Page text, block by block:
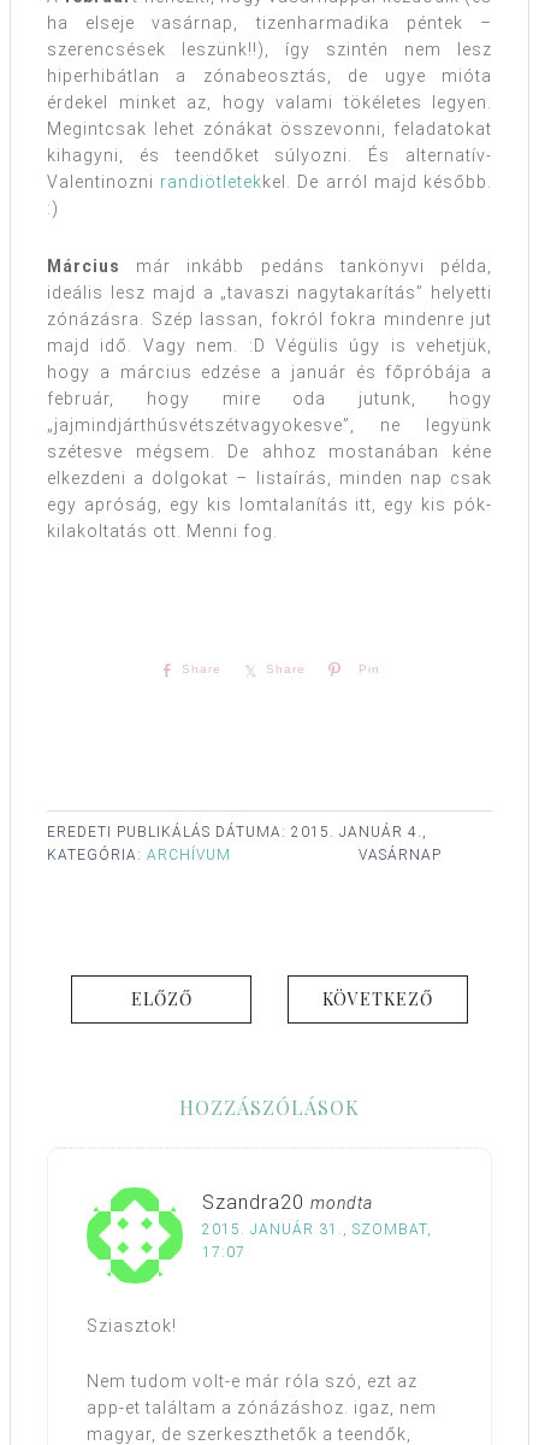
ha elseje vasárnap, tizenharmadika péntek –
szerencsések leszünk!!), így szintén nem lesz
hiperhibátlan a zónabeosztás, de ugye mióta
érdekel minket az, hogy valami tökéletes legyen.
Megintcsak lehet zónákat összevonni, feladatokat
kihagyni, és teendőket súlyozni. És alternatív-
Valentinozni randiötletekkel. De arról majd később.
:)
Március
már inkább pedáns tankönyvi példa,
ideális lesz majd a „tavaszi nagytakarítás” helyetti
zónázásra. Szép lassan, fokról fokra mindenre jut
majd idő. Vagy nem. :D Végülis úgy is vehetjük,
hogy a március edzése a január és főpróbája a
február, hogy mire oda jutunk, hogy
„jajmindjárthúsvétszétvagyokesve”, ne legyünk
szétesve mégsem. De ahhoz mostanában kéne
elkezdeni a dolgokat – listaírás, minden nap csak
egy apróság, egy kis lomtalanítás itt, egy kis pók-
kilakoltatás ott. Menni fog.
Share Share Pin
EREDETI PUBLIKÁLÁS DÁTUMA: 2015. JANUÁR 4.,
VASÁRNAP
KATEGÓRIA: ARCHÍVUM
ELŐZŐ KÖVETKEZŐ
HOZZÁSZÓLÁSOK
Szandra20 mondta
2015. JANUÁR 31., SZOMBAT,
17:07
Sziasztok!
Nem tudom volt-e már róla szó, ezt az
app-et találtam a zónázáshoz. igaz, nem
magyar, de szerkeszthetők a teendők,